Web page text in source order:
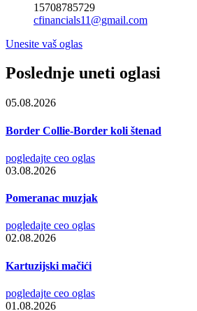
15708785729
cfinancials11@gmail.com
Unesite vaš oglas
Poslednje uneti oglasi
05.08.2026
Border Collie-Border koli štenad
pogledajte ceo oglas
03.08.2026
Pomeranac muzjak
pogledajte ceo oglas
02.08.2026
Kartuzijski mačići
pogledajte ceo oglas
01.08.2026